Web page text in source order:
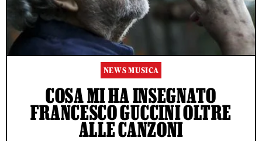
NEWS MUSICA
COSA MI HA INSEGNATO
FRANCESCO GUCCINI OLTRE
ALLE CANZONI